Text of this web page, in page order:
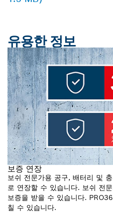
유용한 정보
보증 연장
보쉬 전문가용 공구, 배터리 및
로 연장할 수 있습니다. 보쉬 전
보증을 받을 수 있습니다.
칠 수 있습니다.